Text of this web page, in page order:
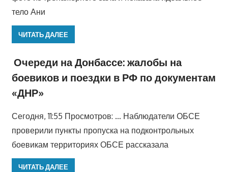
тело Ани
ЧИТАТЬ ДАЛЕЕ
Очереди на Донбассе: жалобы на
боевиков и поездки в РФ по документам
«ДНР»
Сегодня, 11:55 Просмотров: … Наблюдатели ОБСЕ
проверили пункты пропуска на подконтрольных
боевикам территориях ОБСЕ рассказала
ЧИТАТЬ ДАЛЕЕ